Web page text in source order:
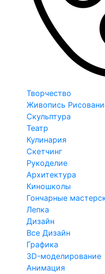
Творчество
Живопись
Скульптура
Театр
Кулинария
Скетчинг
Рукоделие
Архитектура
Киношколы
Гончарные
Лепка
Дизайн
Все Дизайн
Графика
3D-моделирование
Анимация